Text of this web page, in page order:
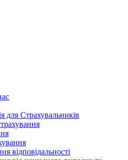
для Страхувальників
відповідальності